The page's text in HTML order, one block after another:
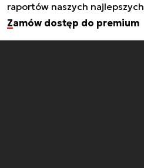
raportów naszych
Zamów dostęp do premium